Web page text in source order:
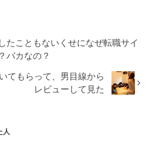
たこともないくせになぜ転職サイ
バカなの？
てもらって、男目線から
レビューして見た
人